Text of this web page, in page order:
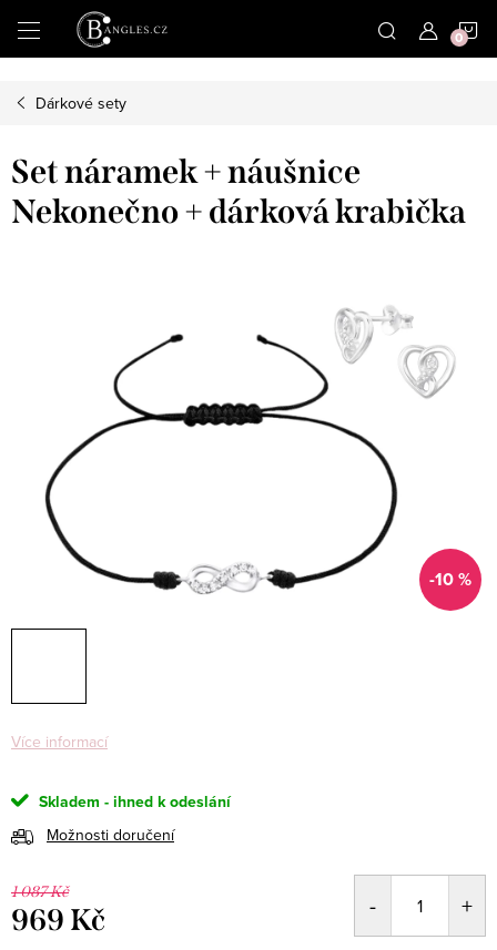
Přejít
na
Dárkové sety
Set náramek + náušnice
Nekonečno + dárková krabička
-10 %
Více informací
Skladem - ihned k odeslání
Možnosti doručení
1 087 Kč
969 Kč